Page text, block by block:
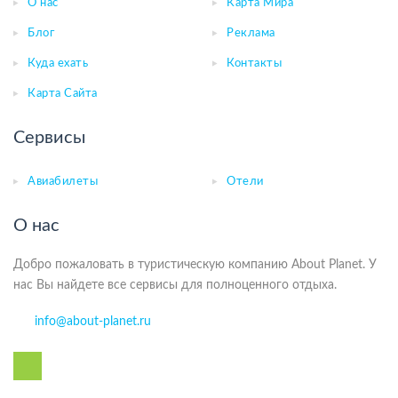
О нас Карта Мира
Блог Реклама
Куда ехать Контакты
Карта Сайта
Сервисы
Авиабилеты Отели
О нас
Добро пожаловать в туристическую компанию About Planet. У
нас Вы найдете все сервисы для полноценного отдыха.
info@about-planet.ru